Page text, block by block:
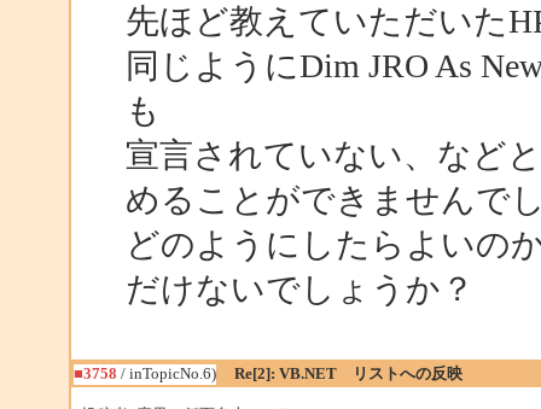
先ほど教えていただいた
同じようにDim JRO As
も
宣言されていない、など
めることができませんで
どのようにしたらよいの
だけないでしょうか？
■3758 / inTopicNo.6) Re[2]: VB.NET リストへの反映